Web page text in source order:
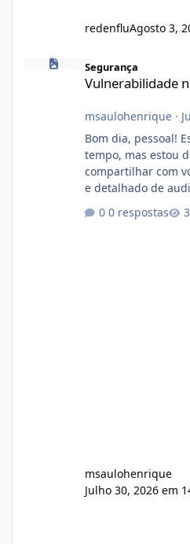
redenfluAgosto 3,
Segurança
Vulnerabilidade
msaulohenrique·
Bom dia, pessoal!
tempo, mas estou
compartilhar com
e detalhado de
atualmente em
0 respostas
msaulohenrique
Julho 30, 2026 em